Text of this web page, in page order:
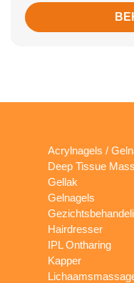
Acrylnagels /
Deep Tissue
Gellak
Gelnagels
Hairdresser
IPL Ontharing
Kapper